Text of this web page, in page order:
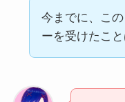
今までに、こ
ーを受けたこ